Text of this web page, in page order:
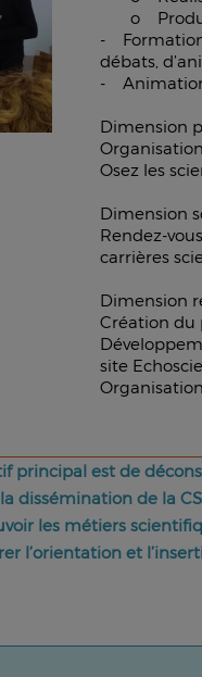
o
- Formation
débats,
- Animation
Dimension
Osez les
Dimension
Rendez-
carrières
Dimension
Création du
site
principal est de
dissémination de la
les métiers
l’orientation et